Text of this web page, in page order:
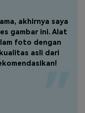
akhirnya saya
gambar ini. Alat
foto dengan
asli dari